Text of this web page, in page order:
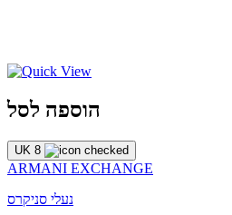
הוספה לסל
UK 8
ARMANI EXCHANGE
נעלי סניקרס